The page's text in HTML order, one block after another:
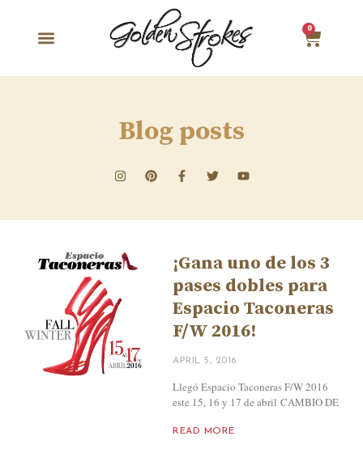
0
Blog posts
¡Gana uno de los 3
pases dobles para
Espacio Taconeras
F/W 2016!
APRIL 5, 2016
Llegó Espacio Taconeras F/W 2016
este 15, 16 y 17 de abril CAMBIO DE
READ MORE